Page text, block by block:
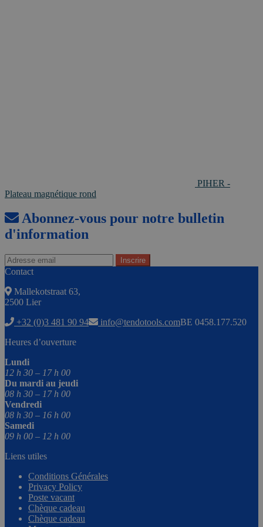
PIHER -
Plateau magnétique rond
Abonnez-vous pour notre bulletin
d'information
Contact
Mallekotstraat 63,
2500 Lier
+32 (0)3 481 90 94
info@tendotools.comBE 0458.177.520
Heures d’ouverture
Lundi
12 h 30 – 17 h 00
Du mardi au jeudi
08 h 30 – 17 h 00
Vendredi
08 h 30 – 16 h 00
Samedi
09 h 00 – 12 h 00
Liens utiles
Conditions Générales
Privacy Policy
Poste vacant
Chèque cadeau
Chèque cadeau